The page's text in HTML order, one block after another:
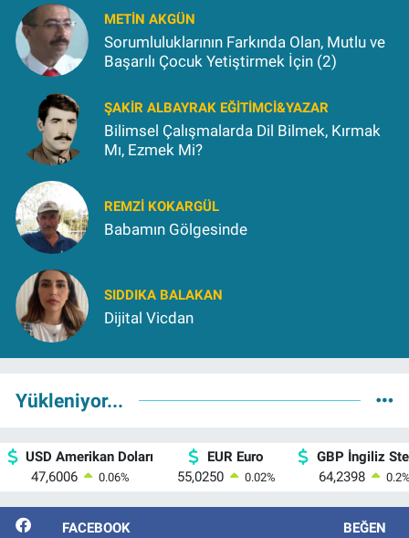
METIN AKGÜN
Sorumluluklarının Farkında Olan, Mutlu ve
Başarılı Çocuk Yetiştirmek İçin (2)
ŞAKIR ALBAYRAK EĞITIMCI&YAZAR
Bilimsel Çalışmalarda Dil Bilmek, Kırmak
Mı, Ezmek Mi?
REMZI KOKARGÜL
Babamın Gölgesinde
SIDDIKA BALAKAN
Dijital Vicdan
Yükleniyor...
USD Amerikan Doları
47,6006
0.06%
EUR Euro
55,0250
0.02%
GBP İngiliz
64,2398
0.2
FACEBOOK BEĞEN